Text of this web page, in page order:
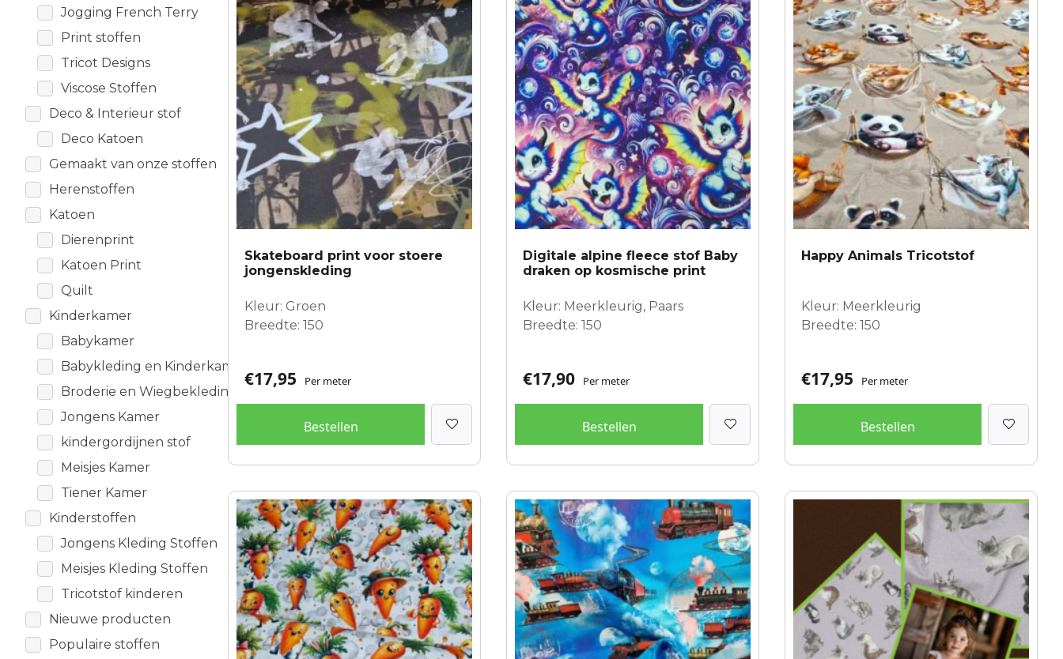
Jogging French Terry
Print stoffen
Tricot Designs
Viscose Stoffen
Deco & Interieur stof
Deco Katoen
Gemaakt van onze stoffen
Herenstoffen
Katoen
Dierenprint
Katoen Print
Quilt
Kinderkamer
Babykamer
Babykleding en Kinderkamer
Broderie en Wiegbekleding
Jongens Kamer
kindergordijnen stof
Meisjes Kamer
Tiener Kamer
Kinderstoffen
Jongens Kleding Stoffen
Meisjes Kleding Stoffen
Tricotstof kinderen
Nieuwe producten
Populaire stoffen
Skateboard print voor stoere
jongenskleding
Kleur: Groen
Breedte: 150
€17,95 Per meter
Bestellen
Digitale alpine fleece stof Baby
draken op kosmische print
Kleur: Meerkleurig, Paars
Breedte: 150
€17,90 Per meter
Bestellen
Happy Animals Tricotstof
Kleur: Meerkleurig
Breedte: 150
€17,95 Per meter
Bestellen